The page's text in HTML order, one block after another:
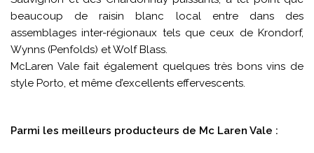
beaucoup de raisin blanc local entre dans des
assemblages inter-régionaux tels que ceux de Krondorf,
Wynns (Penfolds) et Wolf Blass.
McLaren Vale fait également quelques très bons vins de
style Porto, et même d’excellents effervescents.
Parmi les meilleurs producteurs de Mc Laren Vale :